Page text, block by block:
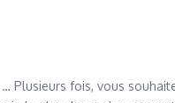
fois, vous